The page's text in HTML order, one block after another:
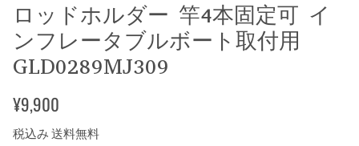
ロッドホルダー 竿4本固定可 イ
ンフレータブルボート取付用
GLD0289MJ309
¥9,900
税込み 送料無料